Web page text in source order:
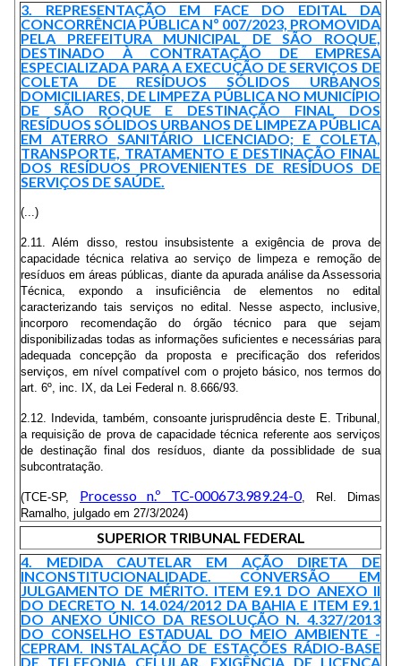
3. REPRESENTAÇÃO EM FACE DO EDITAL DA
CONCORRÊNCIA PÚBLICA Nº 007/2023, PROMOVIDA
PELA PREFEITURA MUNICIPAL DE SÃO ROQUE,
DESTINADO À CONTRATAÇÃO DE EMPRESA
ESPECIALIZADA PARA A EXECUÇÃO DE SERVIÇOS DE
COLETA DE RESÍDUOS SÓLIDOS URBANOS
DOMICILIARES, DE LIMPEZA PÚBLICA NO MUNICÍPIO
DE SÃO ROQUE E DESTINAÇÃO FINAL DOS
RESÍDUOS SÓLIDOS URBANOS DE LIMPEZA PÚBLICA
EM ATERRO SANITÁRIO LICENCIADO; E COLETA,
TRANSPORTE, TRATAMENTO E DESTINAÇÃO FINAL
DOS RESÍDUOS PROVENIENTES DE RESÍDUOS DE
SERVIÇOS DE SAÚDE.
(...)
2.11. Além disso, restou insubsistente a exigência de prova de
capacidade técnica relativa ao serviço de limpeza e remoção de
resíduos em áreas públicas, diante da apurada análise da Assessoria
Técnica, expondo a insuficiência de elementos no edital
caracterizando tais serviços no edital. Nesse aspecto, inclusive,
incorporo recomendação do órgão técnico para que sejam
disponibilizadas todas as informações suficientes e necessárias para
adequada concepção da proposta e precificação dos referidos
serviços, em nível compatível com o projeto básico, nos termos do
art. 6º, inc. IX, da Lei Federal n. 8.666/93.
2.12. Indevida, também, consoante jurisprudência deste E. Tribunal,
a requisição de prova de capacidade técnica referente aos serviços
de destinação final dos resíduos, diante da possiblidade de sua
subcontratação.
(TCE-SP, Processo n.º TC-000673.989.24-0, Rel. Dimas
Ramalho, julgado em 27/3/2024)
SUPERIOR TRIBUNAL FEDERAL
4. MEDIDA CAUTELAR EM AÇÃO DIRETA DE
INCONSTITUCIONALIDADE. CONVERSÃO EM
JULGAMENTO DE MÉRITO. ITEM E9.1 DO ANEXO II
DO DECRETO N. 14.024/2012 DA BAHIA E ITEM E9.1
DO ANEXO ÚNICO DA RESOLUÇÃO N. 4.327/2013
DO CONSELHO ESTADUAL DO MEIO AMBIENTE -
CEPRAM. INSTALAÇÃO DE ESTAÇÕES RÁDIO-BASE
DE TELEFONIA CELULAR. EXIGÊNCIA DE LICENÇA